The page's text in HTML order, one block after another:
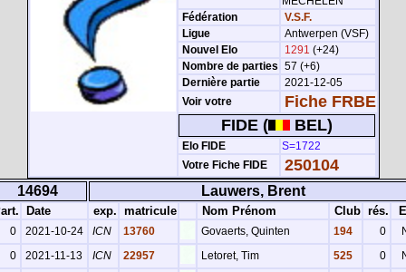
Fédération
V.S.F.
Ligue
Antwerpen (VSF)
Nouvel Elo
1291 (+24)
Nombre de parties 57 (+6)
Dernière partie
2021-12-05
Voir votre
Fiche FRBE
FIDE (
BEL)
Elo FIDE
S=1722
Votre Fiche FIDE
250104
14694 Lauwers, Brent
Date exp. matricule Nom Prénom Club rés.
0 2021-10-24 ICN 13760 Govaerts, Quinten 194 0
0
2021-11-13 ICN 22957 Letoret, Tim 525 0